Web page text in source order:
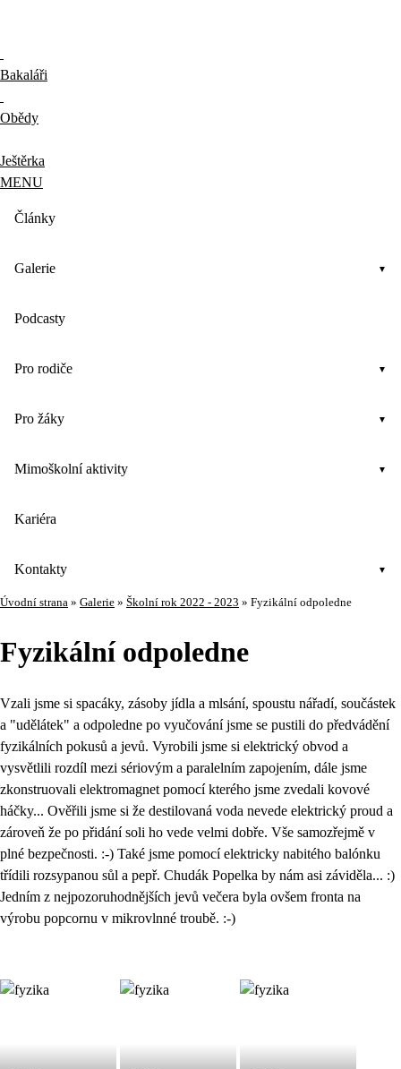
Bakaláři
Obědy
Ještěrka
MENU
Články
Galerie
Podcasty
Pro rodiče
Pro žáky
Mimoškolní aktivity
Kariéra
Kontakty
Úvodní strana » Galerie » Školní rok 2022 - 2023 » Fyzikální odpoledne
Fyzikální odpoledne
Vzali jsme si spacáky, zásoby jídla a mlsání, spoustu nářadí, součástek
a "udělátek" a odpoledne po vyučování jsme se pustili do předvádění
fyzikálních pokusů a jevů. Vyrobili jsme si elektrický obvod a
vysvětlili rozdíl mezi sériovým a paralelním zapojením, dále jsme
zkonstruovali elektromagnet pomocí kterého jsme zvedali kovové
háčky... Ověřili jsme si že destilovaná voda nevede elektrický proud a
zároveň že po přidání soli ho vede velmi dobře. Vše samozřejmě v
plné bezpečnosti. :-) Také jsme pomocí elektricky nabitého balónku
třídili rozsypanou sůl a pepř. Chudák Popelka by nám asi záviděla... :)
Jedním z nejpozoruhodnějších jevů večera byla ovšem fronta na
výrobu popcornu v mikrovlnné troubě. :-)